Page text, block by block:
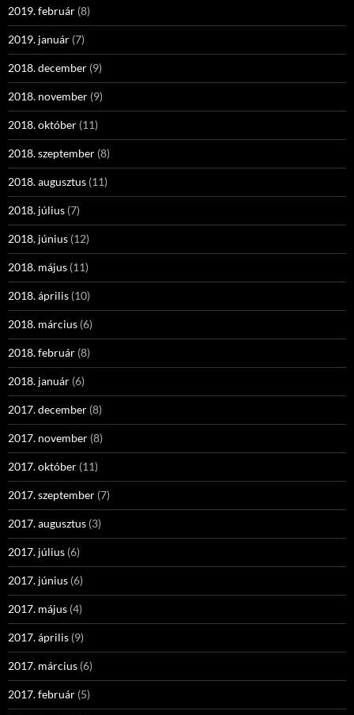
2019. február (8)
2019. január (7)
2018. december (9)
2018. november (9)
2018. október (11)
2018. szeptember (8)
2018. augusztus (11)
2018. július (7)
2018. június (12)
2018. május (11)
2018. április (10)
2018. március (6)
2018. február (8)
2018. január (6)
2017. december (8)
2017. november (8)
2017. október (11)
2017. szeptember (7)
2017. augusztus (3)
2017. július (6)
2017. június (6)
2017. május (4)
2017. április (9)
2017. március (6)
2017. február (5)